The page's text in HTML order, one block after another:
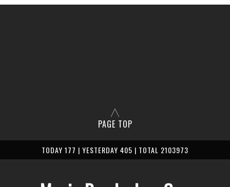
PAGE TOP
TODAY 177 | YESTERDAY 405 | TOTAL 2103973